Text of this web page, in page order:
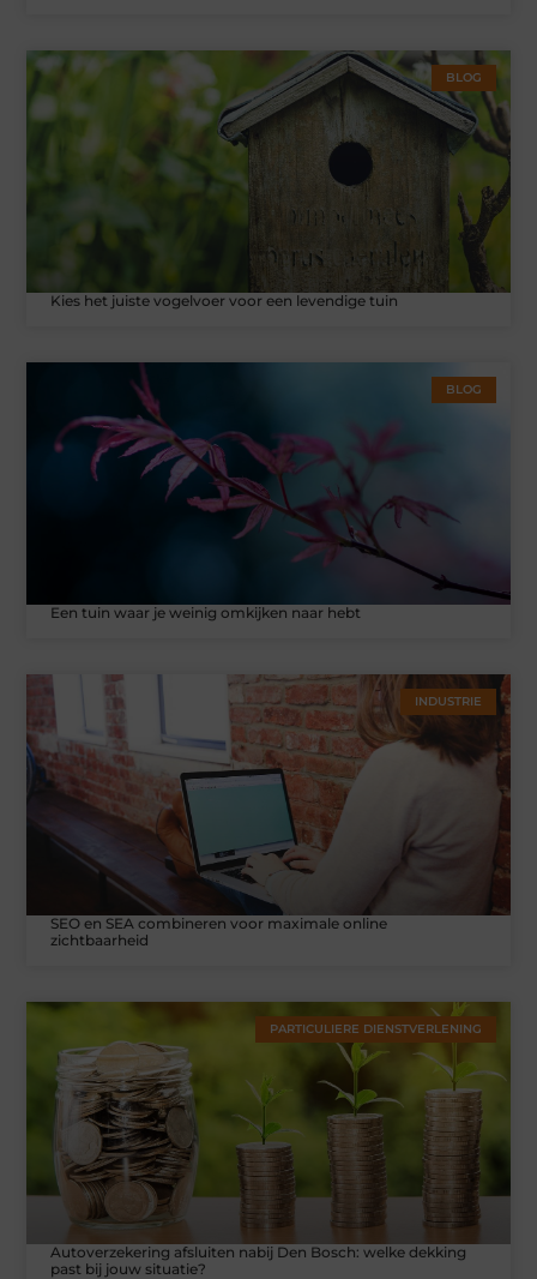
BLOG
Kies het juiste vogelvoer voor een levendige tuin
BLOG
Een tuin waar je weinig omkijken naar hebt
INDUSTRIE
SEO en SEA combineren voor maximale online
zichtbaarheid
PARTICULIERE DIENSTVERLENING
Autoverzekering afsluiten nabij Den Bosch: welke dekking
past bij jouw situatie?